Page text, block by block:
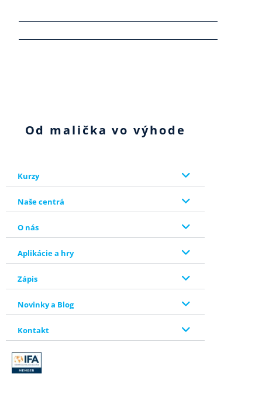
Od malička vo výhode
Kurzy
Naše centrá
O nás
Aplikácie a hry
Zápis
Novinky a Blog
Kontakt